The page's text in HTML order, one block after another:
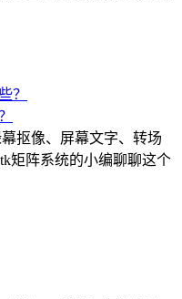
抠像、屏幕文字、转场
矩阵系统的小编聊聊这个